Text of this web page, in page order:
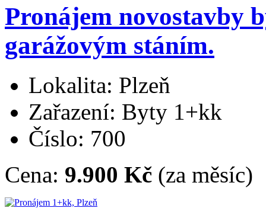
Pronájem novostavby
garážovým stáním.
Lokalita: Plzeň
Zařazení: Byty 1+kk
Číslo: 700
Cena: 9.900 Kč (za měsíc)